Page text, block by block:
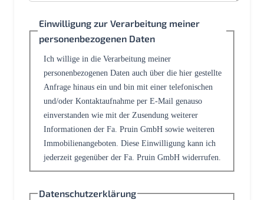
Einwilligung zur Verarbeitung meiner
personenbezogenen Daten
Ich willige in die Verarbeitung meiner
personenbezogenen Daten auch über die hier gestellte
Anfrage hinaus ein und bin mit einer telefonischen
und/oder Kontaktaufnahme per E-Mail genauso
einverstanden wie mit der Zusendung weiterer
Informationen der Fa. Pruin GmbH sowie weiteren
Immobilienangeboten. Diese Einwilligung kann ich
jederzeit gegenüber der Fa. Pruin GmbH widerrufen.
Datenschutzerklärung